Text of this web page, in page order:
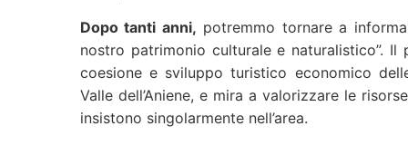
Dopo tanti anni, potremmo tornare a
nostro patrimonio culturale e naturalistico”.
coesione e sviluppo turistico economico
Valle dell’Aniene, e mira a valorizzare le
insistono singolarmente nell’area.